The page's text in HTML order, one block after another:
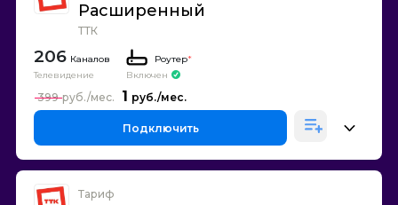
Расширенный
ТТК
206 Каналов
Телевидение
Роутер*
Включен
1
399
Подключить
Тариф